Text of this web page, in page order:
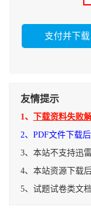
友情提示
1、
下载资料失败
2、PDF文件下载
3、本站不支持迅
4、本站资源下载
5、试题试卷类文